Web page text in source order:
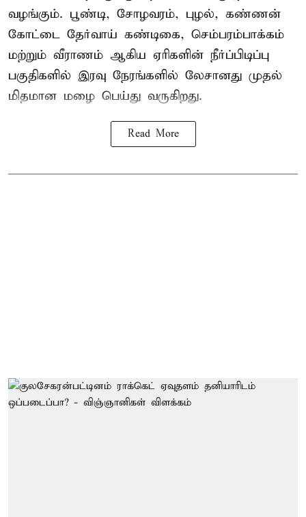
வழங்கும். பூண்டி, சோழவரம், புழல், கண்ணன்
கோட்டை தேர்வாய் கண்டிகை, செம்பரம்பாக்கம்
மற்றும் வீராணம் ஆகிய ஏரிகளின் நீர்ப்பிடிப்பு
பகுதிகளில் இரவு நேரங்களில் லேசானது முதல்
மிதமான மழை பெய்து வருகிறது.
Read More